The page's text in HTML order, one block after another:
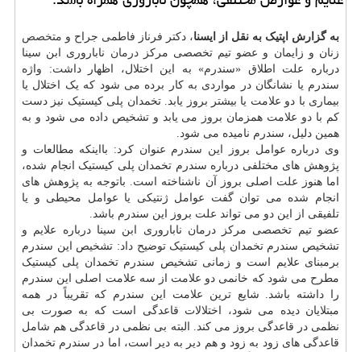
به گزارش اپتیک به نقل از ایسنا، دکتر فرناز فاطمی جراح و متخصص
زنان و زایمان و عضو تیم تخصصی مرکزدرمان ناباروری ابن سینا
درباره علت اطلاق «سندرم» به این اختلال، اظهار داشت: واژه
سندرم یا نشانگان در مواردی به کار برده می شود که یک اختلال یا
بیماری با دو علامت یا بیشتر بروز یابد. تخمدان پلی کیستیک نیز دست
کم با دو علامت همزمان بروز می یابد و تشخیص داده می شود و به
همین دلیل، سندرم نامیده می شود.
وی درباره عوامل بروز این سندرم عنوان کرد: بااینکه مطالعات و
پژوهش های مختلفی درباره سندرم تخمدان پلی کیستیک انجام شده،
اما هنوز علت اصلی بروز آن ناشناخته است. باتوجه به پژوهش های
انجام شده می توان گفت عوامل ژنتیکی یا عوامل محیطی و یا
تلفیقی از این دو می تواند علت بروز این سندرم باشد.
عضو تیم تخصصی مرکز درمان ناباروری ابن سینا درباره علایم و
تشخیص سندرم تخمدان پلی کیستیک توضیح داد: تشخیص این سندرم
برمبنای علایم است و زمانی تشخیص سندرم تخمدان پلی کیستیک
مطرح می شود که خانمی دو علامت از سه علامت اصلی این سندرم
را داشته باشد. شایع ترین علامت این سندرم که تقریباً در همه
مبتلایان دیده می شود، اختلالات قاعدگی است که به صورت بی
نظمی در قاعدگی بروز می کند. البته بی نظمی در قاعدگی هم شامل
قاعدگی های زود به زود و هم دیر به دیر است، اما در سندرم تخمدان